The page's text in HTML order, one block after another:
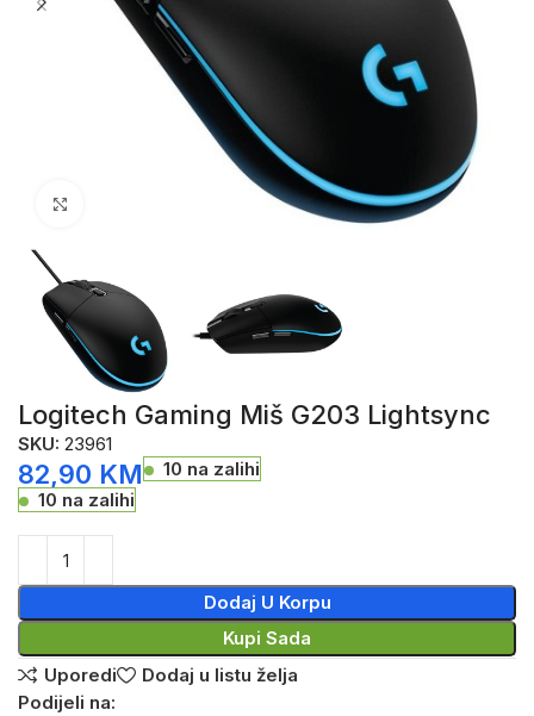
Logitech Gaming Miš G203 Lightsync
SKU:23961
82,90 KM
10 na zalihi
10 na zalihi
Dodaj U Korpu
Kupi Sada
Uporedi
Dodaj u listu želja
Podijeli na: